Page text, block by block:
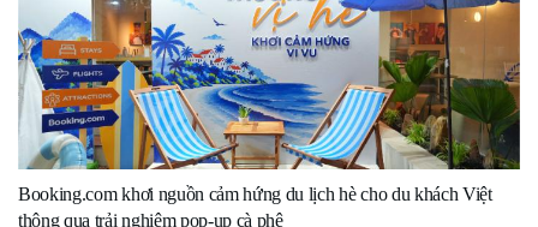
Booking.com khơi nguồn cảm hứng du lịch hè cho du khách Việt
thông qua trải nghiệm pop-up cà phê